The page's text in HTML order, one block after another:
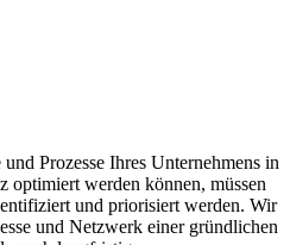
Prozesse Ihres Unternehmens in
werden können, müssen
und priorisiert werden. Wir
und Netzwerk einer gründlichen